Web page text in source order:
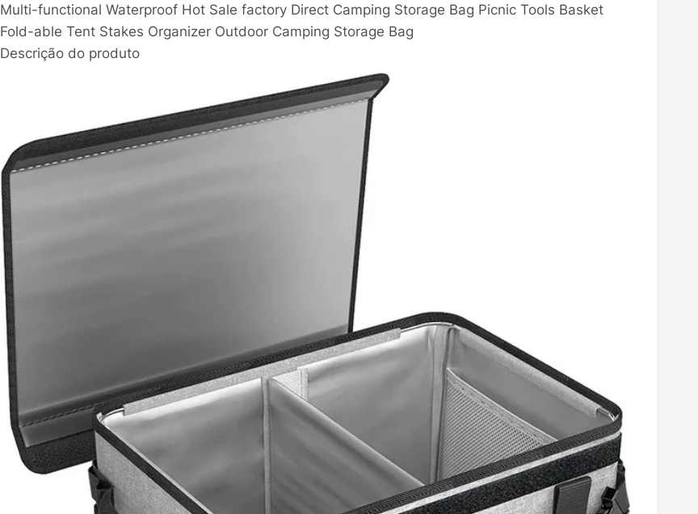
Multi-functional Waterproof Hot Sale factory Direct Camping Storage Bag Picnic Tools Basket
Fold-able Tent Stakes Organizer Outdoor Camping Storage Bag
Descrição do produto